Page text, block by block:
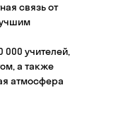
связь от
000 учителей,
а также
атмосфера